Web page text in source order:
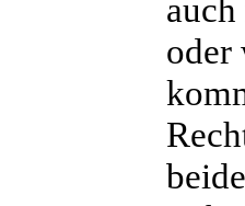
oder